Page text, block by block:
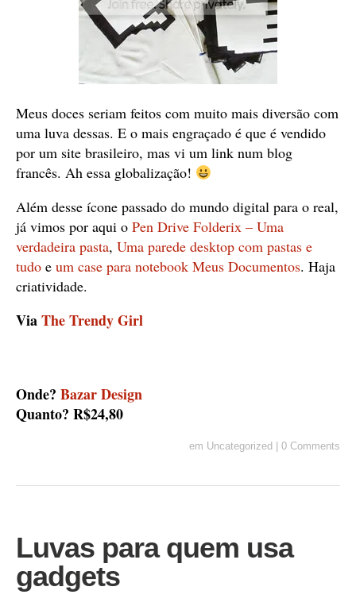
Meus doces seriam feitos com muito mais diversão com
uma luva dessas. E o mais engraçado é que é vendido
por um site brasileiro, mas vi um link num blog
francês. Ah essa globalização!
Além desse ícone passado do mundo digital para o real,
já vimos por aqui o Pen Drive Folderix – Uma
verdadeira pasta, Uma parede desktop com pastas e
tudo e um case para notebook Meus Documentos. Haja
criatividade.
ViaThe Trendy Girl
Onde? Bazar Design
Quanto? R$24,80
em Uncategorized 0 Comments
Luvas para quem usa
gadgets